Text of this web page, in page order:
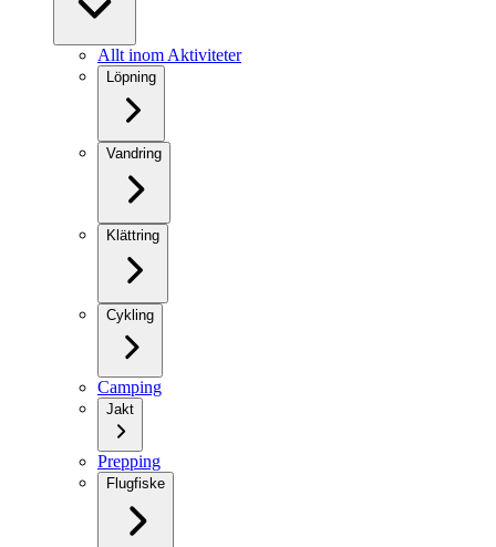
Allt inom Aktiviteter
Löpning
Vandring
Klättring
Cykling
Camping
Jakt
Prepping
Flugfiske